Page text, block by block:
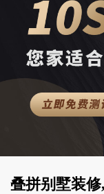
叠拼别墅装